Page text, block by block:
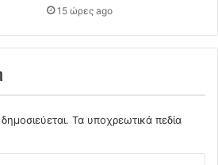
15 ώρες ago
Τα υποχρεωτικά πεδία